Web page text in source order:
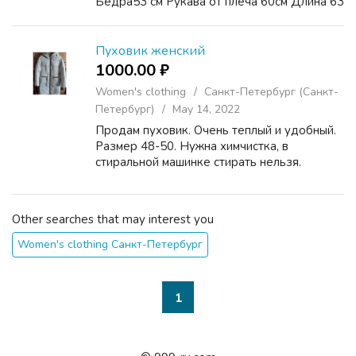
Пуховик женский
1000.00 ₽
Women's clothing
Санкт-Петербург (Санкт-
Петербург)
May 14, 2022
Продам пуховик. Очень теплый и удобный.
Размер 48-50. Нужна химчистка, в
стиральной машинке стирать нельзя.
Other searches that may interest you
Women's clothing Санкт-Петербург
1